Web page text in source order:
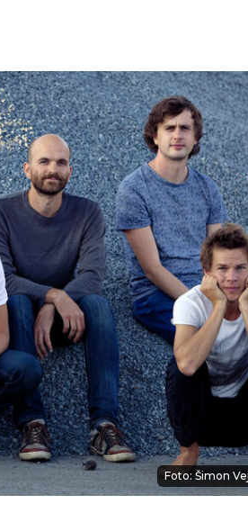
Foto: Šimon